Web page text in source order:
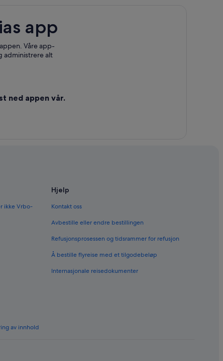
app
Våre app-
administrere alt
ned appen vår.
ikke Vrbo-
av innhold
Hjelp
Kontakt oss
Avbestille eller endre bestillingen
Refusjonsprosessen og tidsrammer for refusjon
Å bestille flyreise med et tilgodebeløp
Internasjonale reisedokumenter